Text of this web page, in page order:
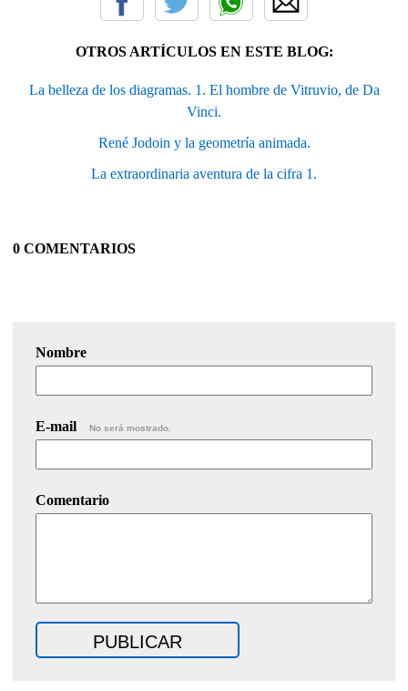
OTROS ARTÍCULOS EN ESTE BLOG:
La belleza de los diagramas. 1. El hombre de Vitruvio, de Da
Vinci.
René Jodoin y la geometría animada.
La extraordinaria aventura de la cifra 1.
0 COMENTARIOS
Nombre
E-mail No será mostrado.
Comentario